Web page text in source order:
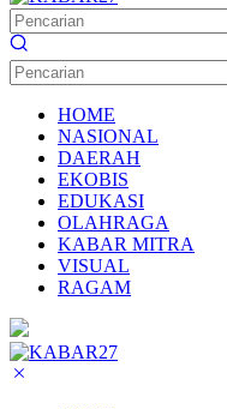
HOME
NASIONAL
DAERAH
EKOBIS
EDUKASI
OLAHRAGA
KABAR MITRA
VISUAL
RAGAM